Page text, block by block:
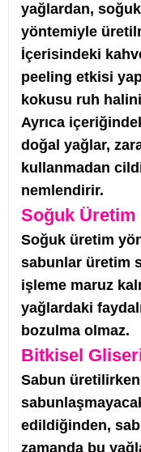
yağlardan,
yöntemiyle
İçerisindeki
peeling etkisi
kokusu ruh
Ayrıca i
doğal yağlar,
kullanmadan
nemlendirir.
Soğuk Üretim
Soğuk üretim
sabunlar üretim
işleme maruz
yağlardaki
bozulma olmaz.
Bitkisel
Sabun
edildiğinden,
zamanda bu